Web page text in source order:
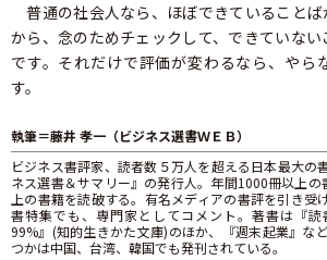
普通の社会人なら、ほぼできていることば
から、念のためチェックして、できていな
です。それだけで評価が変わるなら、やら
す。
執筆＝藤井 孝一（ビジネス選書ＷＥＢ）
ビジネス書評家、読者数５万人を超える日本最大の
ネス選書＆サマリー』の発行人。年間1000冊以上
上の書籍を読破する。有名メディアの書評を引き受
書特集でも、専門家としてコメント。著書は『
99%』(知的生きかた文庫)のほか、『週末起業』な
つかは中国、台湾、韓国でも発刊されている。